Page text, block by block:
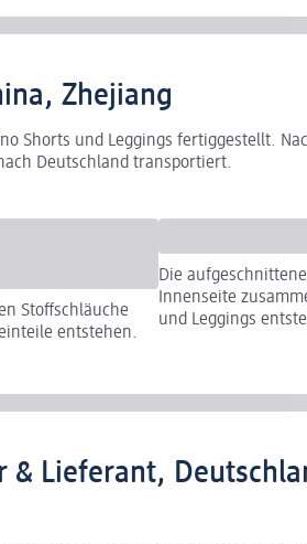
Zhejiang
Shorts und Leggings fertiggestellt.
Deutschland transportiert.
Stoffschläuche
entstehen.
Die
Innenseite
und Leggings
& Lieferant,